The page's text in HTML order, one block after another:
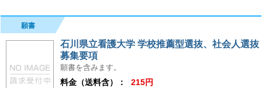
願書
石川県立看護大学 学校推薦型選抜、社会人選抜
募集要項
願書を含みます。
料金（送料含）： 215円